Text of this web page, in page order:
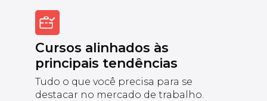
Cursos alinhados às
principais tendências
Tudo o que você precisa para se
destacar no mercado de trabalho.